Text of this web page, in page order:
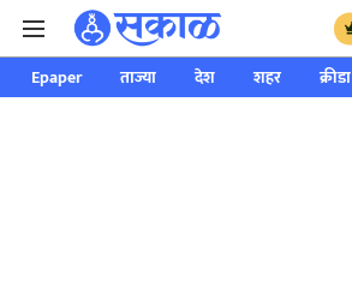
Epaper ताज्या देश शहर क्रीडा